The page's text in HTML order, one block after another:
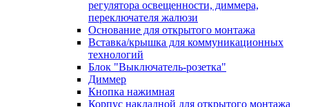
регулятора освещенности, диммера,
переключателя жалюзи
Основание для открытого монтажа
Вставка/крышка для коммуникационных
технологий
Блок "Выключатель-розетка"
Диммер
Кнопка нажимная
Корпус накладной для открытого монтажа